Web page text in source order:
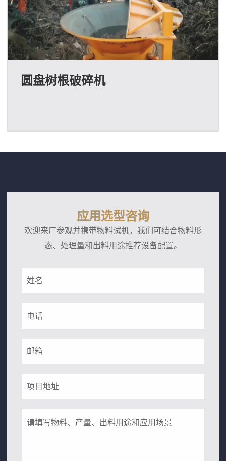
圆盘树根破碎机
应用选型咨询
欢迎来厂参观并携带物料试机，我们可结合物料形
态、处理量和出料用途推荐设备配置。